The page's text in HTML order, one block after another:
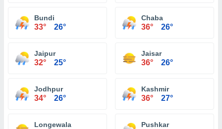
Bundi
33° 26°
Chaba
36° 26°
Jaipur
32° 25°
Jaisar
36° 26°
Jodhpur
34° 26°
Kashmir
36° 27°
Longewala Pushkar